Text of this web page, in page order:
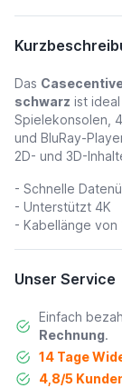
Das
schwarz ist
Spielekonsolen,
und BluRay-
2D- und 3D-
- Schnelle
- Unterstützt 4K
- Kabellänge von
Unser Service
Einfach
Rechnung.
14 Tage
4,8/5